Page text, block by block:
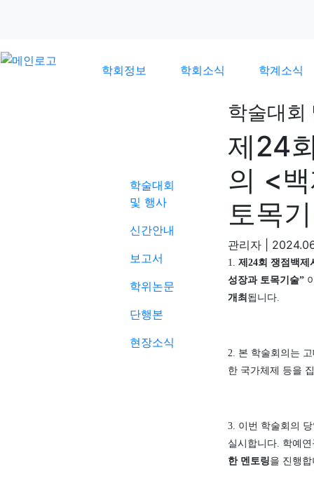
학회정보 학회소식 학계소식
학술대회
및 행사
신간안내
보고서
학위논문
단행본
현장소식
학술대회
제24
의 <
토목
관리자
1. 제 24회 쟁점백제
성장과 토목기술”
개최 됩니다.
2. 본 학술회의는
한 국가체제 등을
3. 이번 학술회의
실시합니다. 학예
한 멘토링을 진행합